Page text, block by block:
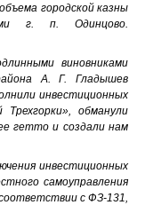
городской казны
г. п. Одинцово.
виновниками
A. Г. Гладышев
инвестиционных
обманули
гетто и создали нам
инвестиционных
самоуправления
с ФЗ-131,